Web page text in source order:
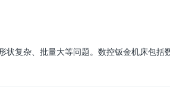
复杂、批量大等问题。数控钣金机床包括